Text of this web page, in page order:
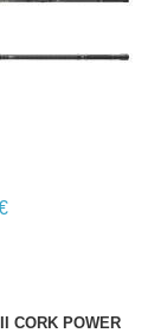
CORK POWER